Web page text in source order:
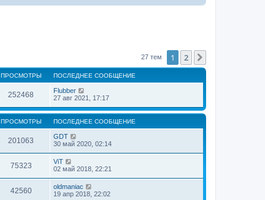
27 тем 1 2
ПРОСМОТРЫ ПОСЛЕДНЕЕ СООБЩЕНИЕ
252468
Flubber
27 авг 2021, 17:17
ПРОСМОТРЫ ПОСЛЕДНЕЕ СООБЩЕНИЕ
201063
GDT
30 май 2020, 02:14
75323
ViT
02 май 2018, 22:21
42560
oldmaniac
19 апр 2018, 22:02